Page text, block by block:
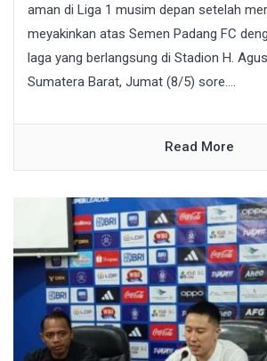
aman di Liga 1 musim depan setelah
meyakinkan atas Semen Padang FC
laga yang berlangsung di Stadion H.
Sumatera Barat, Jumat (8/5) sore....
Read More